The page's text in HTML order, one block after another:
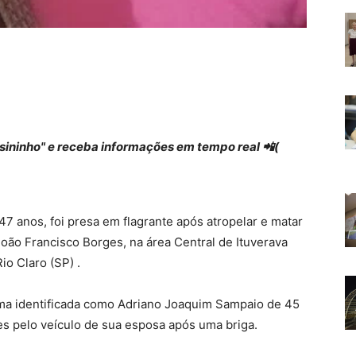
e receba informações em tempo real 📲(
anos, foi presa em flagrante após atropelar e matar
Francisco Borges, na área Central de Ituverava
Claro (SP) .
identificada como Adriano Joaquim Sampaio de 45
pelo veículo de sua esposa após uma briga.